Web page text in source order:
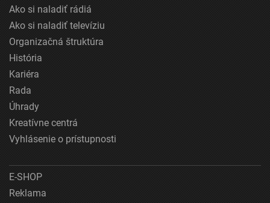
Ako si naladiť rádiá
Ako si naladiť televíziu
Organizačná štruktúra
História
Kariéra
Rada
Úhrady
Kreatívne centrá
Vyhlásenie o prístupnosti
E-SHOP
Reklama